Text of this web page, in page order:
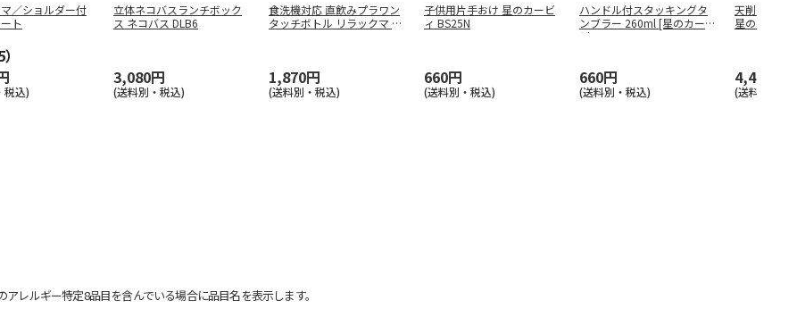
／ショルダー付
ト
税込)
立体ネコバスランチボック
ス ネコバス DLB6
3,080円
(送料別・税込)
食洗機対応 直飲みプラワン
タッチボトル リラックマ ア
1,870円
(送料別・税込)
子供用片手おけ 星のカービ
ィ BS25N
660円
(送料別・税込)
ハンドル付スタッキングタ
ンブラー 260ml [星のカー
ビ
660円
(送料別・税込)
天削げ箸
星のカービ
4,400円
(送料別・税
レルギー特定8品目を含んでいる場合に品目名を表示します。